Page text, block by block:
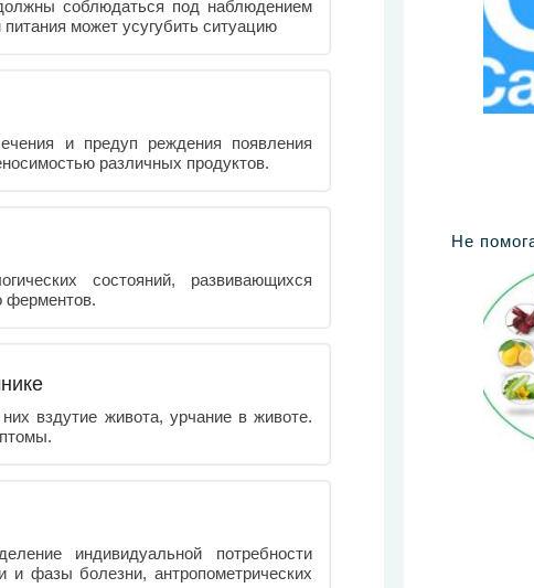
соблюдаться под наблюдением
может усугубить ситуацию
и предуп реждения появления
различных продуктов.
состояний, развивающихся
ферментов.
вздутие живота, урчание в животе.
индивидуальной потребности
фазы болезни, антропометрических
Не